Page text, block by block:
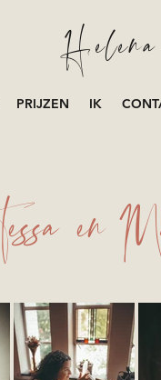
PRIJZEN IK
Tessa en